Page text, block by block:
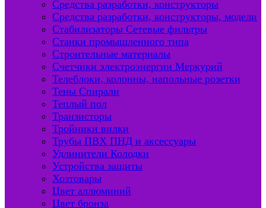
Средства разработки, конструкторы
Средства разработки, конструкторы, модели
Стабилизаторы Сетевые фильтры
Станки промышленного типа
Строительные материалы
Счетчики электроэнергии Меркурий
Телеблоки, колонны, напольные розетки
Тены Спирали
Теплый пол
Транзисторы
Тройники вилки
Трубы ПВХ ПНД и аксессуары
Удлинители Колодки
Устройства защиты
Хозтовары
Цвет аллюминий
Цвет бронза